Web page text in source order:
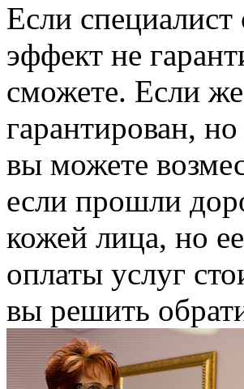
Если специалист
эффект не
сможете. Если же
гарантирован,
вы можете
если прошли
кожей лица, но
оплаты услуг
вы решить